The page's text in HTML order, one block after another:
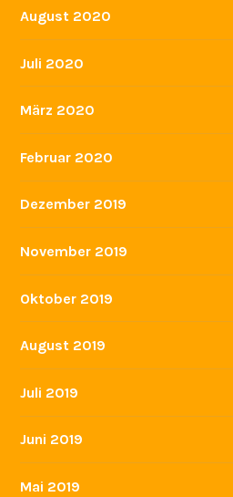
August 2020
Juli 2020
März 2020
Februar 2020
Dezember 2019
November 2019
Oktober 2019
August 2019
Juli 2019
Juni 2019
Mai 2019